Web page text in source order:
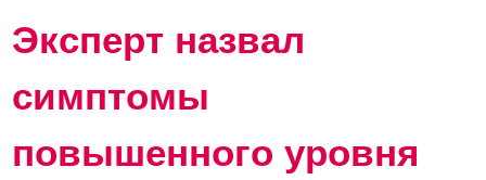
Эксперт назвал
симптомы
повышенного уровня